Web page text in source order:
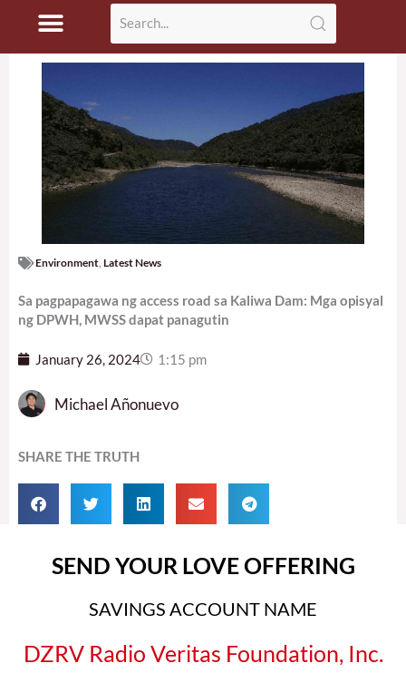
Environment Latest News
Sa pagpapagawa ng access road sa Kaliwa Dam: Mga opisyal
ng DPWH, MWSS dapat panagutin
January 26, 2024 1:15 pm
Michael Añonuevo
SHARE THE TRUTH
SEND YOUR LOVE OFFERING
SAVINGS ACCOUNT NAME
DZRV Radio Veritas Foundation, Inc.